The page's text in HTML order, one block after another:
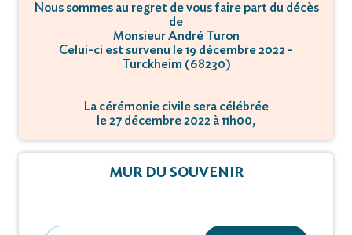
Nous sommes au regret de vous faire part du décès
de
Monsieur André Turon
Celui-ci est survenu le 19 décembre 2022 -
Turckheim (68230)
La cérémonie civile sera célébrée
le 27 décembre 2022 à 11h00,
MUR DU SOUVENIR